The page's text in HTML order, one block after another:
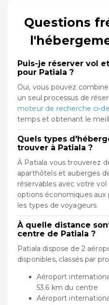
Questions
Puis-je réserver vol
pour Patiala ?
Oui, vous pouvez
un seul processus de
moteur de recherche ci-
temps et obtenant le
Quels types
trouver à Patiala ?
À Patiala vous trouverez
aparthôtels et auberges
réservables avec votre
options économiques aux
les types de voyageurs.
À quelle distance
centre de Patiala ?
Patiala dispose de 2
disponibles, classés par
Aéroport
53.6 km du centre
Aéroport